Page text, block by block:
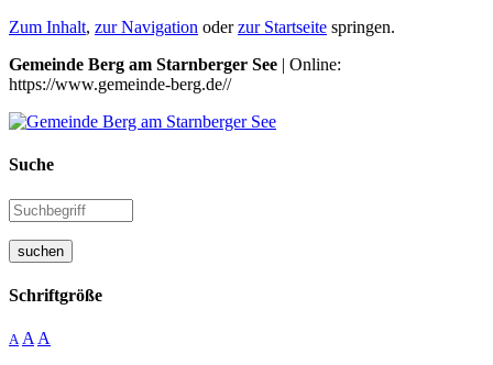
Zum Inhalt, zur Navigation oderzur Startseite springen.
Gemeinde Berg am Starnberger See | Online:
https://www.gemeinde-berg.de//
Suche
suchen
Schriftgröße
A A A